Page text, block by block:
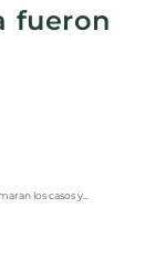
fueron
los casos y…